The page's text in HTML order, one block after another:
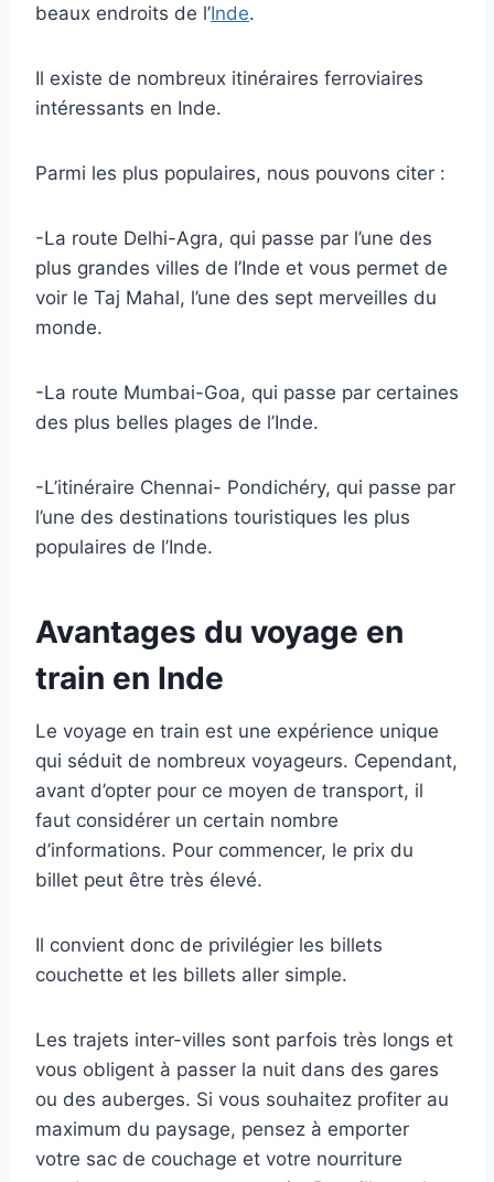
beaux endroits de l’Inde.
Il existe de nombreux itinéraires ferroviaires
intéressants en Inde.
Parmi les plus populaires, nous pouvons citer :
-La route Delhi-Agra, qui passe par l’une des
plus grandes villes de l’Inde et vous permet de
voir le Taj Mahal, l’une des sept merveilles du
monde.
-La route Mumbai-Goa, qui passe par certaines
des plus belles plages de l’Inde.
-L’itinéraire Chennai- Pondichéry, qui passe par
l’une des destinations touristiques les plus
populaires de l’Inde.
Avantages du voyage en
train en Inde
Le voyage en train est une expérience unique
qui séduit de nombreux voyageurs. Cependant,
avant d’opter pour ce moyen de transport, il
faut considérer un certain nombre
d’informations. Pour commencer, le prix du
billet peut être très élevé.
Il convient donc de privilégier les billets
couchette et les billets aller simple.
Les trajets inter-villes sont parfois très longs et
vous obligent à passer la nuit dans des gares
ou des auberges. Si vous souhaitez profiter au
maximum du paysage, pensez à emporter
votre sac de couchage et votre nourriture